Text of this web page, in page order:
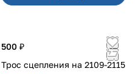
500 ₽
Трос сцепления на 2109-2115